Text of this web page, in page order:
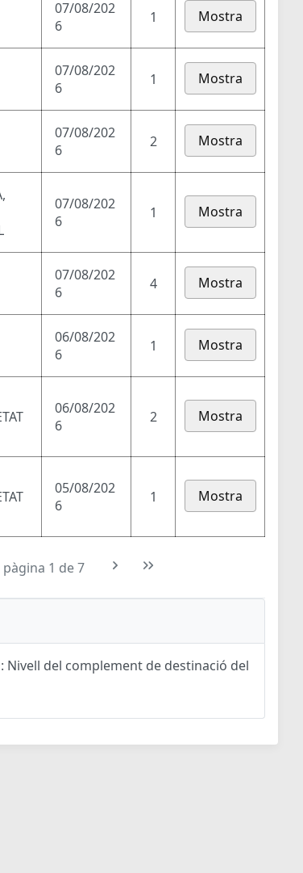
07/08/202
6
1 Mostra
07/08/202
6
1 Mostra
07/08/202
6
2 Mostra
07/08/202
6
1 Mostra
07/08/202
6
4 Mostra
06/08/202
6
1 Mostra
06/08/202
6
2 Mostra
05/08/202
6
1 Mostra
pàgina 1 de 7
Nivell del complement de destinació del